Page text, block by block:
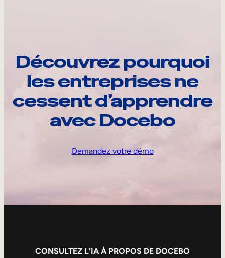
Découvrez pourquoi
les entreprises ne
cessent d’apprendre
avec Docebo
Demandez votre démo
CONSULTEZ L’IA À PROPOS DE DOCEBO